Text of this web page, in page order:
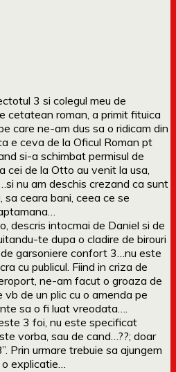
3 si colegul meu de
cetatean roman, a primit fituica
care ne-am dus sa o ridicam din
e ceva de la Oficul Roman pt
si-a schimbat permisul de
cei de la Otto au venit la usa,
nu am deschis crezand ca sunt
sa ceara bani, ceea ce se
descris intocmai de Daniel si de
te dupa o cladire de birouri
garsoniere confort 3…nu este
cu publicul. Fiind in criza de
ne-am facut o groaza de
de un plic cu o amenda pe
sa o fi luat vreodata….
3 foi, nu este specificat
vorba, sau de cand…??; doar
Prin urmare trebuie sa ajungem
o explicatie…